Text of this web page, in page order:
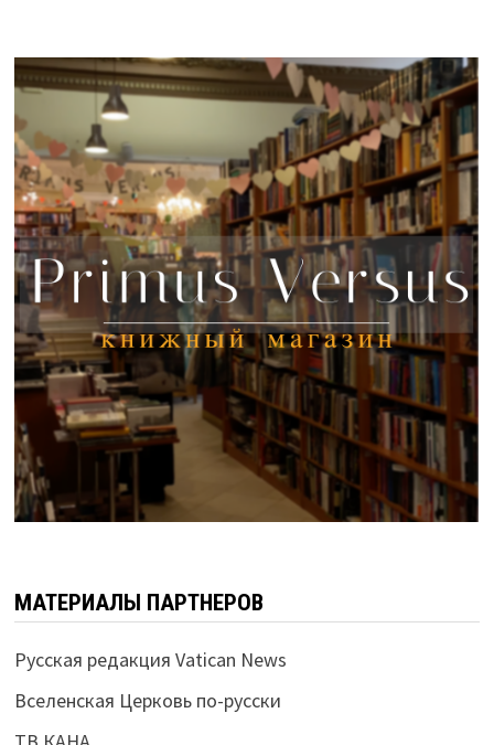
МАТЕРИАЛЫ ПАРТНЕРОВ
Русская редакция Vatican News
Вселенская Церковь по-русски